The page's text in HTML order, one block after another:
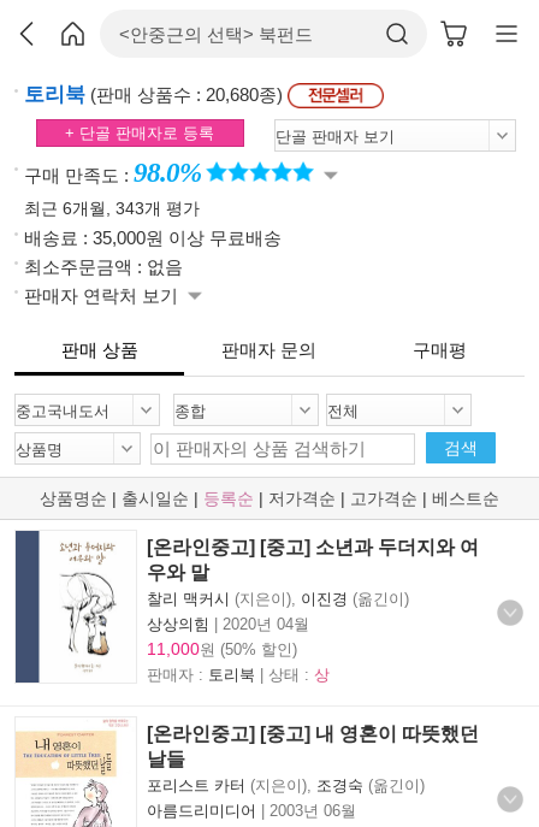
토리북 (판매 상품수 : 20,680종)
+ 단골 판매자로 등록
구매 만족도 : 98.0%
최근 6개월, 343개 평가
배송료 : 35,000원 이상 무료배송
최소주문금액 : 없음
판매자 연락처 보기
판매 상품 판매자 문의 구매평
검색
상품명순 | 출시일순 | 등록순 | 저가격순 | 고가격순 | 베스트순
[온라인중고] [중고] 소년과 두더지와 여
우와 말
찰리 맥커시 (지은이), 이진경 (옮긴이)
상상의힘 | 2020년 04월
11,000원 (50% 할인)
판매자 : 토리북 | 상태 : 상
[온라인중고] [중고] 내 영혼이 따뜻했던
날들
포리스트 카터 (지은이), 조경숙 (옮긴이)
아름드리미디어 | 2003년 06월